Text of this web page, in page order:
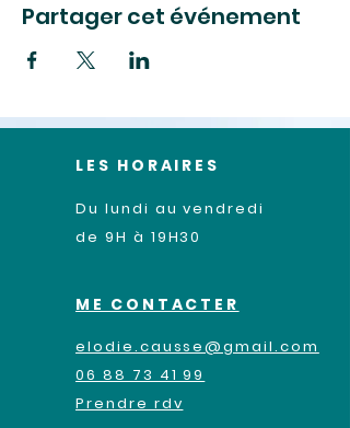
Partager cet événement
LES HORAIRES
Du lundi au vendredi
de 9H à 19H30
ME CONTACTER
elodie.causse@gmail.com
06 88 73 41 99
Prendre rdv